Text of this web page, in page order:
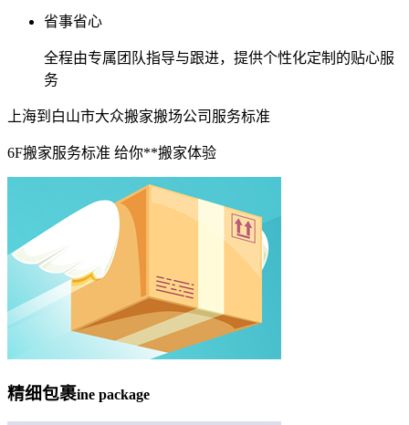
省事省心
全程由专属团队指导与跟进，提供个性化定制的贴心服
务
上海到白山市大众搬家搬场公司服务标准
6F搬家服务标准 给你**搬家体验
精细包裹ine package